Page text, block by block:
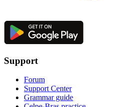
Support
Forum
Support Center
Grammar guide